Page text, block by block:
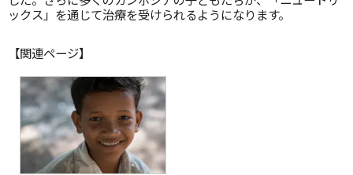
ックス」を通じて治療を受けられるようになります。
【関連ページ】